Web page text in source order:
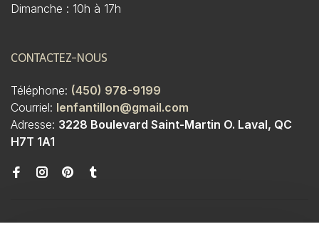
Dimanche : 10h à 17h
CONTACTEZ-NOUS
Téléphone: (450) 978-9199
Courriel: lenfantillon@gmail.com
Adresse: 3228 Boulevard Saint-Martin O. Laval, QC
H7T 1A1